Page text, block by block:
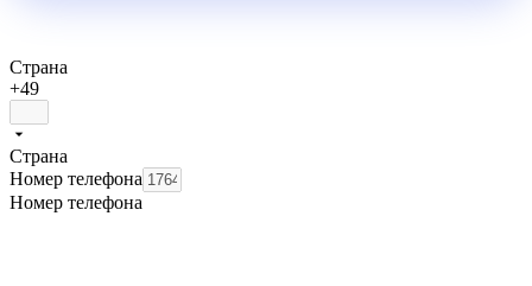
Страна
+49
Страна
Номер телефона
Номер телефона